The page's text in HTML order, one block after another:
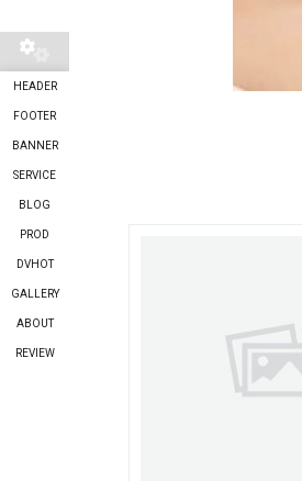
HEADER
FOOTER
BANNER
SERVICE
BLOG
PROD
DVHOT
GALLERY
ABOUT
REVIEW